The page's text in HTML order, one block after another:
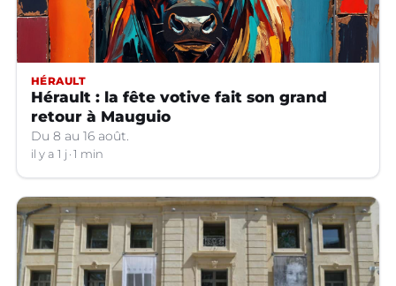
HÉRAULT
Hérault : la fête votive fait son grand
retour à Mauguio
Du 8 au 16 août.
il y a 1 j 1 min